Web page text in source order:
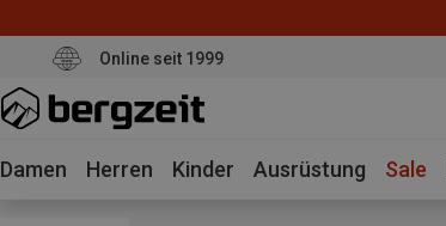
Online seit 1999
Damen Herren Kinder Ausrüstung Sale